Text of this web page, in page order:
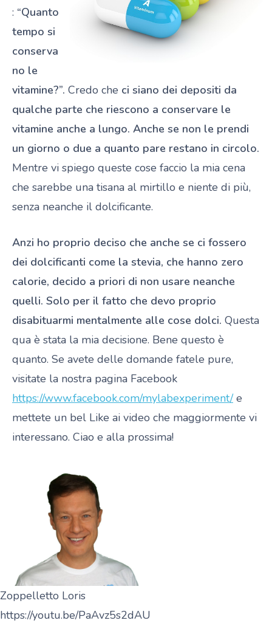
: “Quanto
tempo si
conserva
no le
vitamine?”. Credo che ci siano dei depositi da
qualche parte che riescono a conservare le
vitamine anche a lungo. Anche se non le prendi
un giorno o due a quanto pare restano in circolo.
Mentre vi spiego queste cose faccio la mia cena
che sarebbe una tisana al mirtillo e niente di più,
senza neanche il dolcificante.
Anzi ho proprio deciso che anche se ci fossero
dei dolcificanti come la stevia, che hanno zero
calorie, decido a priori di non usare neanche
quelli. Solo per il fatto che devo proprio
disabituarmi mentalmente alle cose dolci. Questa
qua è stata la mia decisione. Bene questo è
quanto. Se avete delle domande fatele pure,
visitate la nostra pagina Facebook
https://www.facebook.com/mylabexperiment/e
mettete un bel Like ai video che maggiormente vi
interessano. Ciao e alla prossima!
Zoppelletto Loris
https://youtu.be/PaAvz5s2dAU